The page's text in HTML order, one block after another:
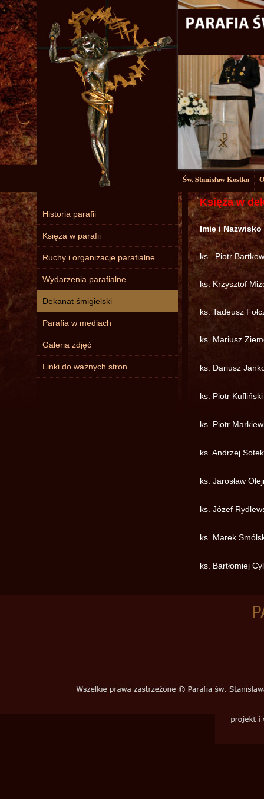
Św. Stanisław Kostka
Historia parafii
Księża w parafii
Ruchy i organizacje parafialne
Wydarzenia parafialne
Dekanat śmigielski
Parafia w mediach
Galeria zdjęć
Linki do ważnych stron
Księża w
Imię i Nazwisko
ks. Piotr
ks. Krzysztof
ks. Tadeusz
ks. Mariusz
ks. Dariusz
ks. Piotr
ks. Piotr
ks. Andrzej Sotek
ks. Jarosław
ks. Józef
ks. Marek
ks. Bartłomiej